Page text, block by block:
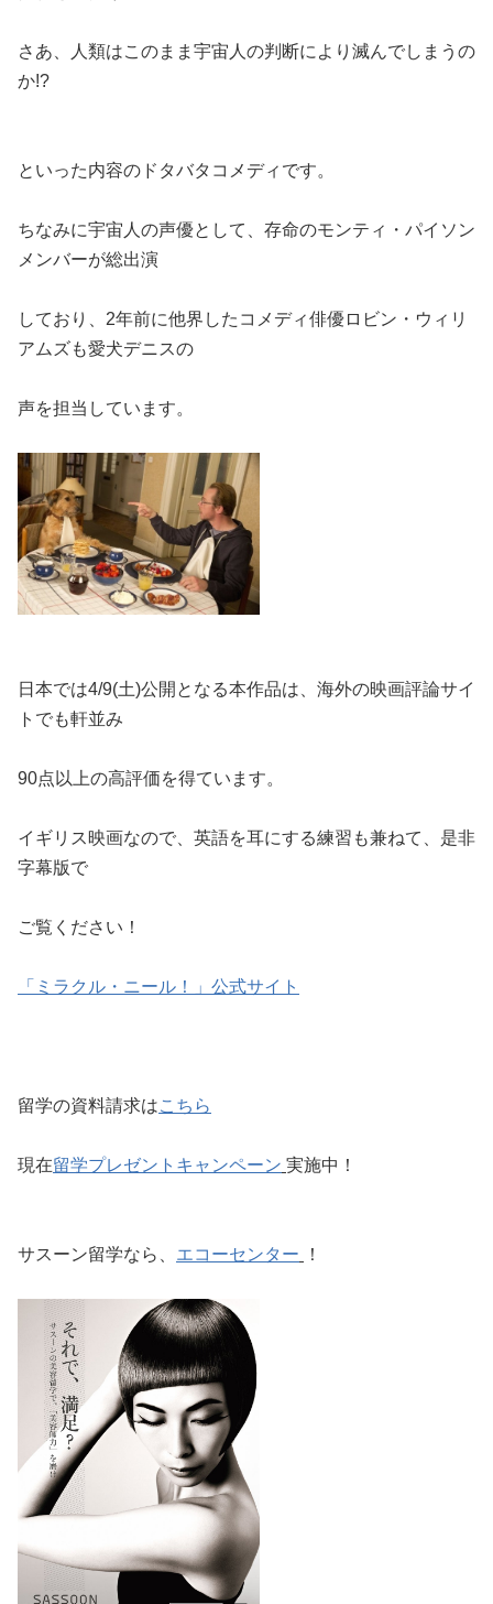
さあ、人類はこのまま宇宙人の判断により滅んでしまうの
か!?
といった内容のドタバタコメディです。
ちなみに宇宙人の声優として、存命のモンティ・パイソン
メンバーが総出演
しており、2年前に他界したコメディ俳優ロビン・ウィリ
アムズも愛犬デニスの
声を担当しています。
日本では4/9(土)公開となる本作品は、海外の映画評論サイ
トでも軒並み
90点以上の高評価を得ています。
イギリス映画なので、英語を耳にする練習も兼ねて、是非
字幕版で
ご覧ください！
「ミラクル・ニール！」公式サイト
留学の資料請求はこちら
現在留学プレゼントキャンペーン 実施中！
サスーン留学なら、 エコーセンター ！